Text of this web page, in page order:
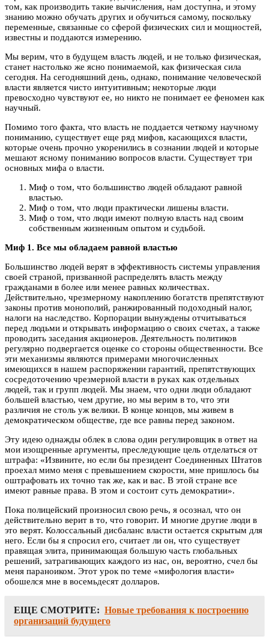
том, как производить такие вычисления, нам доступна, и этому
знанию можно обучать других и обучиться самому, поскольку
переменные, связанные со сферой физических сил и мощностей,
известны и поддаются измерению.
Мы верим, что в будущем власть людей, и не только физическая,
станет настолько же ясно понимаемой, как физическая сила
сегодня. На сегодняшний день, однако, понимание человеческой
власти является чисто интуитивным; некоторые люди
превосходно чувствуют ее, но никто не понимает ее феномен как
научный.
Помимо того факта, что власть не поддается четкому научному
пониманию, существует еще ряд мифов, касающихся власти,
которые очень прочно укоренились в сознании людей и которые
мешают ясному пониманию вопросов власти. Существует три
основных мифа о власти.
Миф о том, что большинство людей обладают равной
властью.
Миф о том, что люди практически лишены власти.
Миф о том, что люди имеют полную власть над своим
собственным жизненным опытом и судьбой.
Миф 1. Все мы обладаем равной властью
Большинство людей верят в эффективность системы управления
своей страной, призванной распределять власть между
гражданами в более или менее равных количествах.
Действительно, чрезмерному накоплению богатств препятствуют
законы против монополий, ранжированный подоходный налог,
налоги на наследство. Корпорации вынуждены отчитываться
перед людьми и открывать информацию о своих счетах, а также
проводить заседания акционеров. Деятельность политиков
регулярно подвергается оценке со стороны общественности. Все
эти механизмы являются примерами многочисленных
имеющихся в нашем распоряжении гарантий, препятствующих
сосредоточению чрезмерной власти в руках как отдельных
людей, так и групп людей. Мы знаем, что одни люди обладают
большей властью, чем другие, но мы верим в то, что эти
различия не столь уж велики. В конце концов, мы живем в
демократическом обществе, где все равны перед законом.
Эту идею однажды облек в слова один регулировщик в ответ на
мои изощренные аргументы, преследующие цель отделаться от
штрафа: «Извините, но если бы президент Соединенных Штатов
проехал мимо меня с превышением скорости, мне пришлось бы
оштрафовать их точно так же, как и вас. В этой стране все
имеют равные права. В этом и состоит суть демократии».
Пока полицейский произносил свою речь, я осознал, что он
действительно верит в то, что говорит. И многие другие люди в
это верят. Колоссальный дисбаланс власти остается скрытым для
него. Если бы я спросил его, считает ли он, что существует
правящая элита, принимающая большую часть глобальных
решений, затрагивающих каждого из нас, он, вероятно, счел бы
меня параноиком. Этот урок по теме «мифология власти»
обошелся мне в восемьдесят долларов.
ЕЩЕ СМОТРИТЕ: Новые требования к построению
организаций будущего